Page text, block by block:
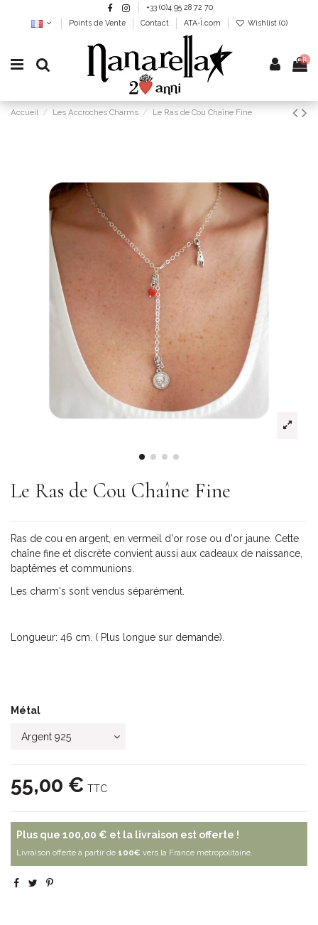
+33 (0)4 95 28 72 70
Points de Vente
Contact ATA-Ï.com Wishlist (0)
0
Accueil Les Accroches Charms Le Ras de Cou Chaîne Fine
Le Ras de Cou Chaîne Fine
Ras de cou en argent, en vermeil d'or rose ou d'or jaune. Cette
chaîne fine et discrète convient aussi aux cadeaux de naissance,
baptêmes et communions.
Les charm's sont vendus séparément.
Longueur: 46 cm. ( Plus longue sur demande).
Métal
55,00 € TTC
Plus que 100,00 € et la livraison est offerte !
Livraison offerte à partir de 100€ vers la France métropolitaine.